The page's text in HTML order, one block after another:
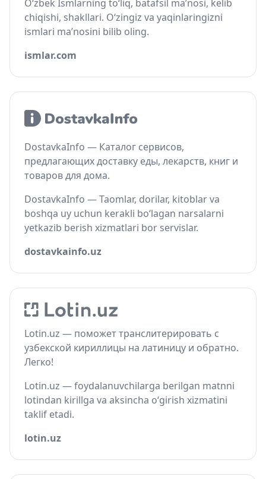
O‘zbek Ismlarning to‘liq, batafsil ma’nosi, kelib
chiqishi, shakllari. O‘zingiz va yaqinlaringizni
ismlari ma’nosini bilib oling.
ismlar.com
DostavkaInfo — Каталог сервисов,
предлагающих доставку еды, лекарств, книг и
товаров для дома.
DostavkaInfo — Taomlar, dorilar, kitoblar va
boshqa uy uchun kerakli bo‘lagan narsalarni
yetkazib berish xizmatlari bor servislar.
dostavkainfo.uz
Lotin.uz — поможет транслитерировать с
узбекской кириллицы на латиницу и обратно.
Легко!
Lotin.uz — foydalanuvchilarga berilgan matnni
lotindan kirillga va aksincha o‘girish xizmatini
taklif etadi.
lotin.uz